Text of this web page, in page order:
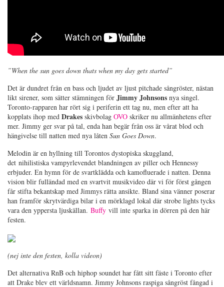
”When the sun goes down thats when my day gets started”
Det är dundret från en bass och ljudet av ljust pitchade sångröster, nästan
likt sirener, som sätter stämningen för Jimmy Johnsons nya singel.
Toronto-rapparen har rört sig i periferin ett tag nu, men efter att ha
kopplats ihop med Drakes skivbolag OVO skriker nu allmänhetens efter
mer. Jimmy ger svar på tal, enda han begär från oss är vårat blod och
hängivelse till natten med nya låten Sun Goes Down.
Melodin är en hyllning till Torontos dystopiska skuggland,
det nihilistiska vampyrlevendet blandningen av piller och Hennessy
erbjuder. En hymn för de svartklädda och kamofluerade i natten. Denna
vision blir fulländad med en svartvit musikvideo där vi för först gången
får stifta bekantskap med Jimmys rätta ansikte. Bland sina vänner poserar
han framför skrytvärdiga bilar i en mörklagd lokal där strobe lights tycks
vara den yppersta ljuskällan. Buffy vill inte sparka in dörren på den här
festen.
(nej inte den festen, kolla videon)
Det alternativa RnB och hiphop soundet har fått sitt fäste i Toronto efter
att Drake blev ett världsnamn. Jimmy Johnsons raspiga sångröst fångad i